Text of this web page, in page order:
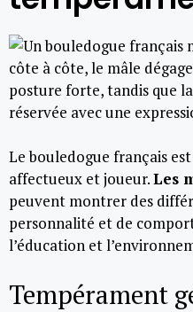
Le bouledogue français
affectueux et joueur.Les
peuvent montrer des
personnalité et de
l’éducation et
Tempérament